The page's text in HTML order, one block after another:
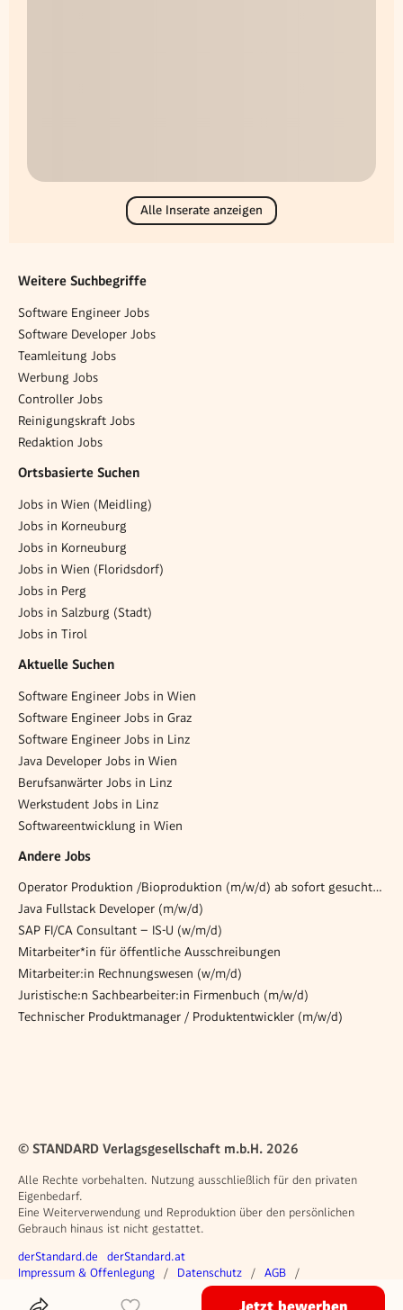
Alle Inserate anzeigen
Weitere Suchbegriffe
Software Engineer Jobs
Software Developer Jobs
Teamleitung Jobs
Werbung Jobs
Controller Jobs
Reinigungskraft Jobs
Redaktion Jobs
Ortsbasierte Suchen
Jobs in Wien (Meidling)
Jobs in Korneuburg
Jobs in Korneuburg
Jobs in Wien (Floridsdorf)
Jobs in Perg
Jobs in Salzburg (Stadt)
Jobs in Tirol
Aktuelle Suchen
Software Engineer Jobs in Wien
Software Engineer Jobs in Graz
Software Engineer Jobs in Linz
Java Developer Jobs in Wien
Berufsanwärter Jobs in Linz
Werkstudent Jobs in Linz
Softwareentwicklung in Wien
Andere Jobs
Operator Produktion /Bioproduktion (m/w/d) ab sofort gesucht (Schichtarbeit)
Java Fullstack Developer (m/w/d)
SAP FI/CA Consultant – IS-U (w/m/d)
Mitarbeiter*in für öffentliche Ausschreibungen
Mitarbeiter:in Rechnungswesen (w/m/d)
Juristische:n Sachbearbeiter:in Firmenbuch (m/w/d)
Technischer Produktmanager / Produktentwickler (m/w/d)
Jetzt bewerben
© STANDARD Verlagsgesellschaft m.b.H. 2026
Alle Rechte vorbehalten. Nutzung ausschließlich für den privaten
Eigenbedarf.
Eine Weiterverwendung und Reproduktion über den persönlichen
Gebrauch hinaus ist nicht gestattet.
Weitere Angebote
derStandard.de derStandard.at
Rechtliches
Impressum & Offenlegung Datenschutz
AGB